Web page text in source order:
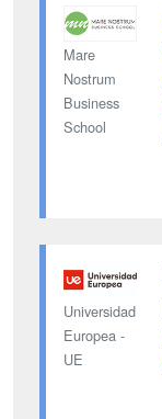
Mare
Nostrum
Business
School
Universidad
Europea -
UE